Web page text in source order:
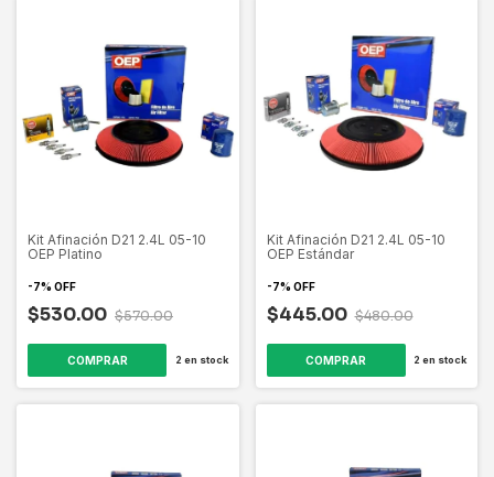
Kit Afinación D21 2.4L 05-10
OEP Platino
-7% OFF
$530.00 $570.00
2 en stock
Kit Afinación D21 2.4L 05-10
OEP Estándar
-7% OFF
$445.00 $480.00
2 en stock